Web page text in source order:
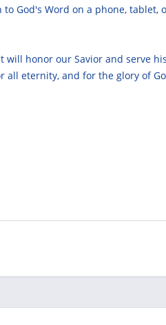
God's Word on a phone, tablet,
honor our Savior and serve
all eternity, and for the glory of